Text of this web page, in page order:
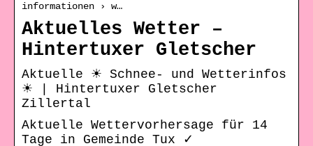
informationen › w…
Aktuelles Wetter –
Hintertuxer Gletscher
Aktuelle ☀ Schnee- und Wetterinfos
☀ | Hintertuxer Gletscher
Zillertal
Aktuelle Wettervorhersage für 14
Tage in Gemeinde Tux ✓